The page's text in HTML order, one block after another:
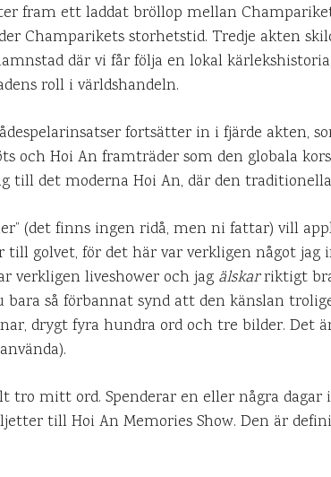
fram ett laddat bröllop mellan
Champarikets storhetstid. Tredje akten
där vi får följa en lokal
roll i världshandeln.
fortsätter in i fjärde akten,
och Hoi An framträder som den globala
till det moderna Hoi An, där den
(det finns ingen ridå, men ni fattar) vill
till golvet, för det här var verkligen något
verkligen liveshower och jag älskarriktigt
bara så förbannat synd att den känslan
drygt fyra hundra ord och tre bilder. Det
tro mitt ord. Spenderar en eller några dagar i
till Hoi An Memories Show. Den är